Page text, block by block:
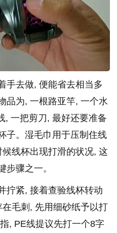
手去做, 便能省去相当多
品为, 一根路亚竿, 一个水
, 一把剪刀, 最好还要准备
子。湿毛巾用于压制住线
线杯出现打滑的状况, 这
步骤之一。
拧紧, 接着查验线杯转动
毛刺, 先用细砂纸予以打
, PE线提议先打一个8字